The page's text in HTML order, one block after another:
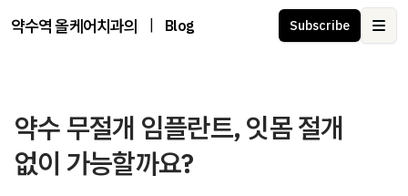
약수역 올케어치과의원 | 임플란트 · 교정 · 라미네이트 · 수면치료
Blog Subscribe
약수 무절개 임플란트, 잇몸 절개
없이 가능할까요?